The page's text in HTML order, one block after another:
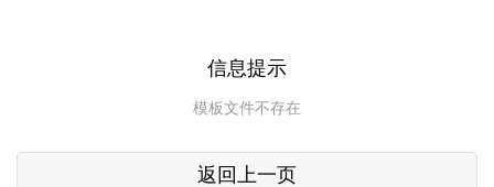
信息提示
模板文件不存在
返回上一页